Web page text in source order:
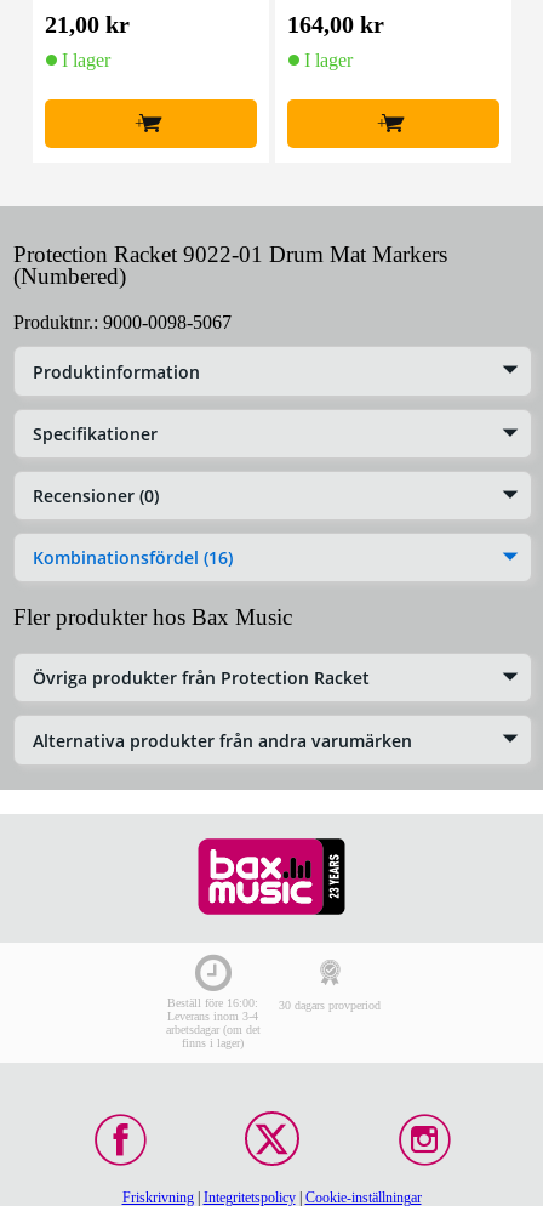
21,00 kr
I lager
+
164,00 kr
I lager
+
Protection Racket 9022-01 Drum Mat Markers
(Numbered)
Produktnr.: 9000-0098-5067
Produktinformation
Specifikationer
Recensioner (0)
Kombinationsfördel (16)
Fler produkter hos Bax Music
Övriga produkter från Protection Racket
Alternativa produkter från andra varumärken
Beställ före 16:00:
Leverans inom 3-4
arbetsdagar (om det
finns i lager)
30 dagars provperiod
Friskrivning| Integritetspolicy| Cookie-inställningar